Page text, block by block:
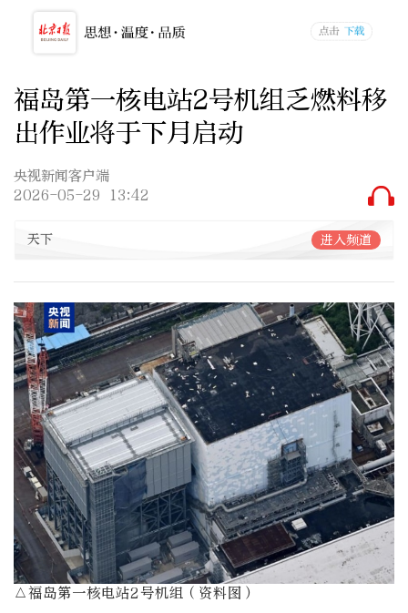
福岛第一核电站2号机组乏燃料移
出作业将于下月启动
央视新闻客户端
2026-05-29 13:42
天下 进入频道
△福岛第一核电站2号机组（资料图）